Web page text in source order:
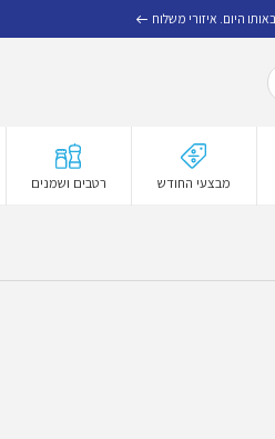
איזורי משלוח
מבצעי החודש רטבים ושמנים